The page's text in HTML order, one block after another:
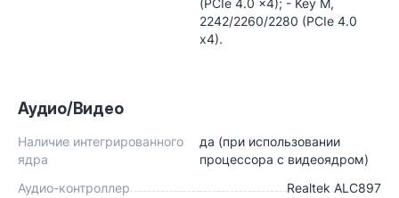
(PCIe 4.0 x4); - Key M,
2242/2260/2280 (PCIe 4.0
x4).
Аудио/Видео
Наличие интегрированного
ядра
да (при использовании
процессора с видеоядром)
Аудио-контроллер
Realtek ALC897